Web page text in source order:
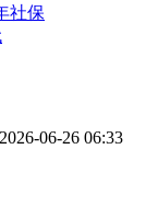
社保
06-26 06:33